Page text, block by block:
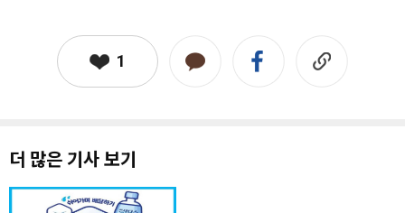
1
더 많은 기사 보기